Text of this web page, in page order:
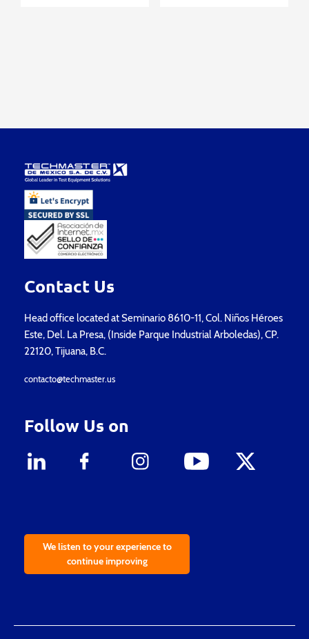
Contact Us
Head office located at Seminario 8610-11, Col. Niños Héroes
Este, Del. La Presa, (Inside Parque Industrial Arboledas), CP.
22120, Tijuana, B.C.
contacto@techmaster.us
Follow Us on
We listen to your experience to
continue improving